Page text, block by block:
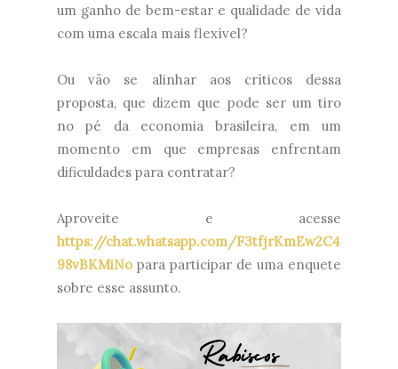
um ganho de bem-estar e qualidade de vida
com uma escala mais flexível?
Ou vão se alinhar aos críticos dessa
proposta, que dizem que pode ser um tiro
no pé da economia brasileira, em um
momento em que empresas enfrentam
dificuldades para contratar?
Aproveite e acesse
https://chat.whatsapp.com/F3tfjrKmEw2C4
98vBKMiNo para participar de uma enquete
sobre esse assunto.